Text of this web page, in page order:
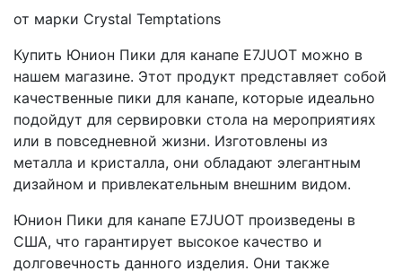
от марки Crystal Temptations
Купить Юнион Пики для канапе E7JUOT можно в
нашем магазине. Этот продукт представляет собой
качественные пики для канапе, которые идеально
подойдут для сервировки стола на мероприятиях
или в повседневной жизни. Изготовлены из
металла и кристалла, они обладают элегантным
дизайном и привлекательным внешним видом.
Юнион Пики для канапе E7JUOT произведены в
США, что гарантирует высокое качество и
долговечность данного изделия. Они также